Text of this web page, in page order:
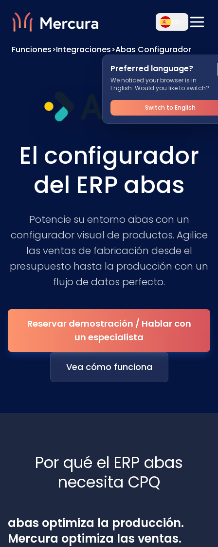
Preferred language?
We noticed your browser is in
English. Would you like to switch?
Switch to English
Funciones>Integraciones>Abas Configurador
El configurador
del ERP abas
Potencie su entorno abas con un
configurador visual de productos. Agilice
las ventas de fabricación desde el
presupuesto hasta la producción con un
flujo de datos perfecto.
Reservar demostración / Hablar con
un especialista
Vea cómo funciona
Por qué el ERP abas
necesita CPQ
abas optimiza la producción.
Mercura optimiza las ventas.